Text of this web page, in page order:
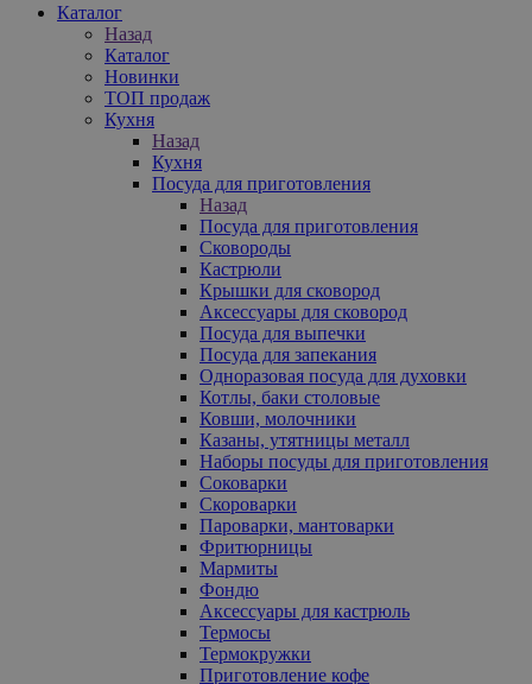
Каталог
Назад
Каталог
Новинки
ТОП продаж
Кухня
Назад
Кухня
Посуда для приготовления
Назад
Посуда для приготовления
Сковороды
Кастрюли
Крышки для сковород
Аксессуары для сковород
Посуда для выпечки
Посуда для запекания
Одноразовая посуда для духовки
Котлы, баки столовые
Ковши, молочники
Казаны, утятницы металл
Наборы посуды для приготовления
Соковарки
Скороварки
Пароварки, мантоварки
Фритюрницы
Мармиты
Фондю
Аксессуары для кастрюль
Термосы
Термокружки
Приготовление кофе